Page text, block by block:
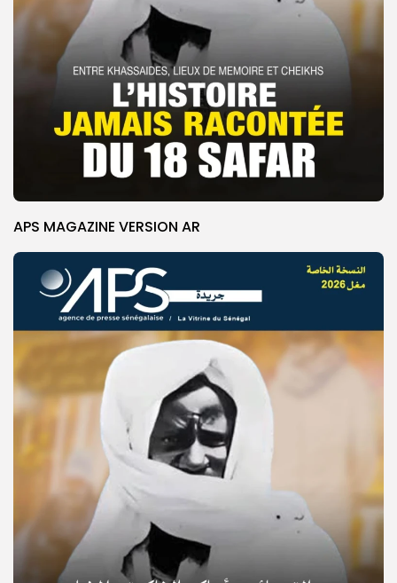
© Copyright 2025, APS
APS MAGAZINE VERSION AR